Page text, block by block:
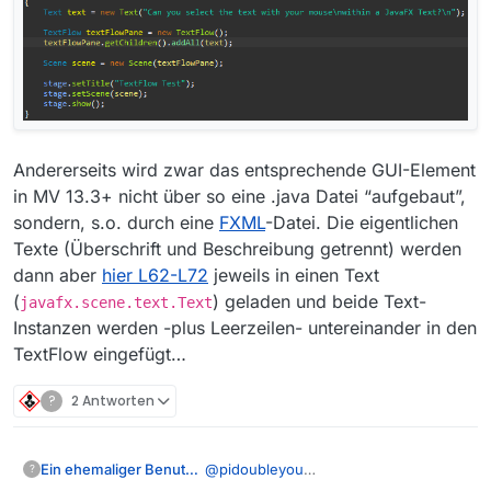
Andererseits wird zwar das entsprechende GUI-Element
in MV 13.3+ nicht über so eine .java Datei “aufgebaut”,
sondern, s.o. durch eine FXML-Datei. Die eigentlichen
Texte (Überschrift und Beschreibung getrennt) werden
dann aber hier L62-L72 jeweils in einen Text
(javafx.scene.text.Text) geladen und beide Text-
Instanzen werden -plus Leerzeilen- untereinander in den
TextFlow eingefügt…
? 2 Antworten
? Ein ehemaliger Benutzer @pidoubleyou